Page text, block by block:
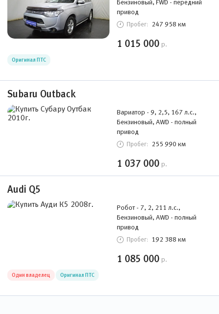
Бензиновый, FWD - передний
привод
Пробег: 247 958 км
1 015 000 р.
Оригинал ПТС
Subaru Outback
Вариатор - 9, 2,5, 167 л.с.,
Бензиновый, AWD - полный
привод
Пробег: 255 990 км
1 037 000 р.
Audi Q5
Робот - 7, 2, 211 л.с.,
Бензиновый, AWD - полный
привод
Пробег: 192 388 км
1 085 000 р.
Один владелец Оригинал ПТС